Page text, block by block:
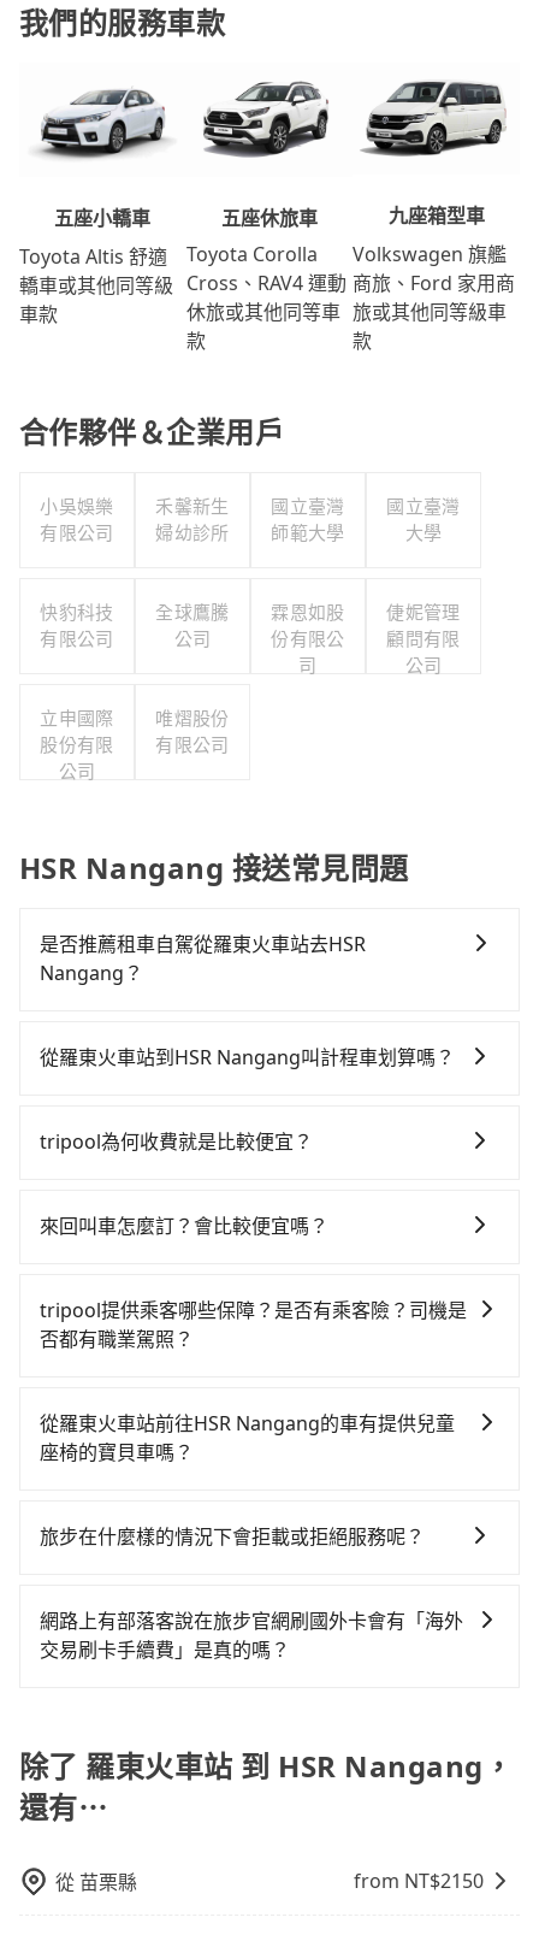
我們的服務車款
五座小轎車
Toyota Altis 舒適
轎車或其他同等級
車款
五座休旅車
Toyota Corolla
Cross、RAV4 運動
休旅或其他同等車
款
九座箱型車
Volkswagen 旗艦
商旅、Ford 家用商
旅或其他同等級車
款
合作夥伴＆企業用戶
小吳娛樂
有限公司
禾馨新生
婦幼診所
國立臺灣
師範大學
國立臺灣
大學
快豹科技
有限公司
全球鷹騰
公司
霖恩如股
份有限公
司
倢妮管理
顧問有限
公司
立申國際
股份有限
公司
唯熠股份
有限公司
HSR Nangang 接送常見問題
是否推薦租車自駕從羅東火車站去HSR
Nangang？
時不需要閉目養神（因為要自己開車），最重要的是你
$115~205承租小轎車，每公里再額外加收$3.2，從羅東
路返回），雖已將eTag和可能的每小時40元路邊停車費
Yaris、Prius C、Vios這類乘坐體驗較差的車款，如果人
數超過四位，更是沒有較大的七人座或九人座可供選
修理，每一次租車都好像在開樂透一樣。另外，偶爾也
會遇到明明已經預約了時間但上一位用戶卻遲遲尚未歸
雖然路邊隨租隨還看似方便，但實際使用時還是有其區
從羅東火車站到HSR Nangang叫計程車划算嗎？
灣大車隊、Uber、Line Taxi、Yoxi等，如果在路邊攔不
錶計算，價格約為1,170~1,800元間，若改選tripool的
程車密度為雙北的0.9%，也就是說要臨時叫到小黃的難
度是台北或新北的100倍之多。再加上宜蘭縣有些計程車
Nangang的跳表小黃可能較為便宜，但當你們人數超過
四位時，叫兩輛計程車的費用就貴了，如選擇tripool的
tripool為何收費就是比較便宜？
一次使用tripool的會擔心價格比市價便宜不少，是不是
淘汰顧客評分較低的司機，且車輛均要求5年內新車，司
機也絕對不會在車內吸煙，於新冠肺炎期間也絕對全程
車率，也就是提高俗稱「回頭車」的比例。這不僅體現
在成本的控制，更是在傳統旺季（年假、端午、中秋、
低，如此便反應在服務品質的控管會更佳。但tripool網
要從羅東火車站去HSR Nangang，請儘早下訂以把握最
划算的價格。
來回叫車怎麼訂？會比較便宜嗎？
趟車的資訊，所以如果需要來回叫車，請分兩筆訂單預
定。至於價格已經市場最優惠，並無特別針對來回車趟
tripool提供乘客哪些保障？是否有乘客險？司機是
否都有職業駕照？
查，符合職業駕駛資格的司機入隊服務，所提供之車輛
也都經過細心維護及保養，以確保您的乘車安全。
從羅東火車站前往HSR Nangang的車有提供兒童
座椅的寶貝車嗎？
繫好安全帶，如四歲以下或身高不足的幼童無法正常綁
選租用適合1~4歲的兒童汽車座椅或4歲以上的增高墊，
如有新生兒需要0~1歲的嬰兒後向汽座，可先向客服人員
旅步在什麼樣的情況下會拒載或拒絕服務呢？
原因，司機有權拒絕服務： 1) 當日搭車人數或行李超過
訂購時填寫的數量。請務必確實填寫當日實際攜帶的行
必須乘坐兒童座椅。 3) 搭乘寵物友善專車卻沒有裝籠。
避免影響行車安全，請您務將寵物置入提籠或提袋內。
網路上有部落客說在旅步官網刷國外卡會有「海外
交易刷卡手續費」是真的嗎？
除了 羅東火車站 到 HSR Nangang，
還有⋯
從 苗栗縣 from NT$2150